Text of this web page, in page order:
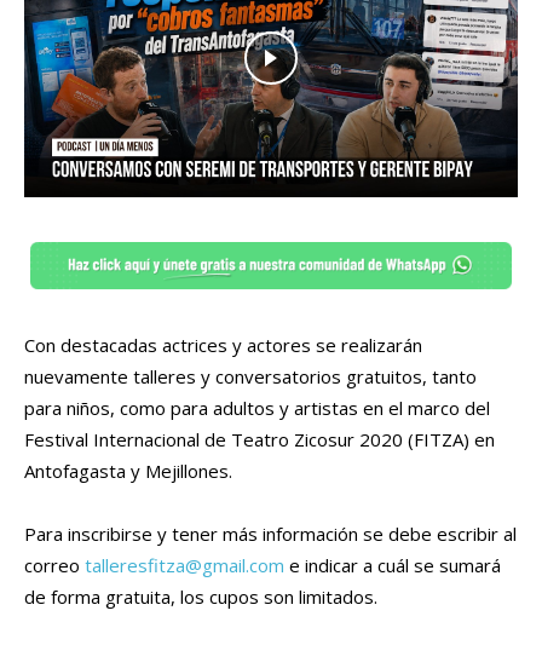
Con destacadas actrices y actores se realizarán
nuevamente talleres y conversatorios gratuitos, tanto
para niños, como para adultos y artistas en el marco del
Festival Internacional de Teatro Zicosur 2020 (FITZA) en
Antofagasta y Mejillones.
Para inscribirse y tener más información se debe escribir al
correo talleresfitza@gmail.com e indicar a cuál se sumará
de forma gratuita, los cupos son limitados.